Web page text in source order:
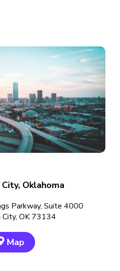
Oklahoma
Parkway, Suite 4000
City, OK 73134
Map